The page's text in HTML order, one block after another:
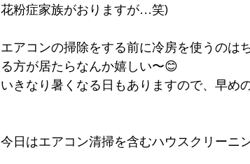
花粉症家族がおりますが…笑)
エアコンの掃除をする前に冷房を使うのは
る方が居たらなんか嬉しい〜😊
いきなり暑くなる日もありますので、早め
今日はエアコン清掃を含むハウスクリーニ